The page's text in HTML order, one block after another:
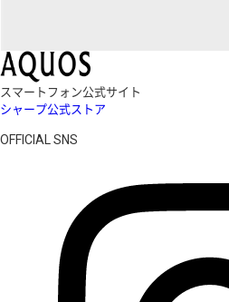
スマートフォン公式サイト
シャープ公式ストア
OFFICIAL SNS